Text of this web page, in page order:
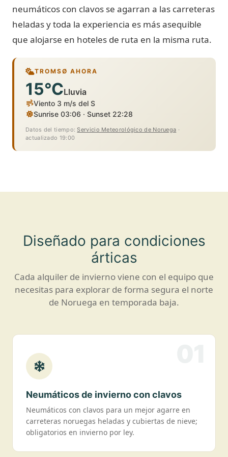
neumáticos con clavos se agarran a las carreteras
heladas y toda la experiencia es más asequible
que alojarse en hoteles de ruta en la misma ruta.
TROMSØ AHORA
15°CLluvia
Viento 3 m/s del S
Sunrise 03:06 · Sunset 22:28
Datos del tiempo:Servicio Meteorológico de Noruega ·
actualizado 19:00
Diseñado para condiciones
árticas
Cada alquiler de invierno viene con el equipo que
necesitas para explorar de forma segura el norte
de Noruega en temporada baja.
Neumáticos de invierno con clavos
Neumáticos con clavos para un mejor agarre en
carreteras noruegas heladas y cubiertas de nieve;
obligatorios en invierno por ley.